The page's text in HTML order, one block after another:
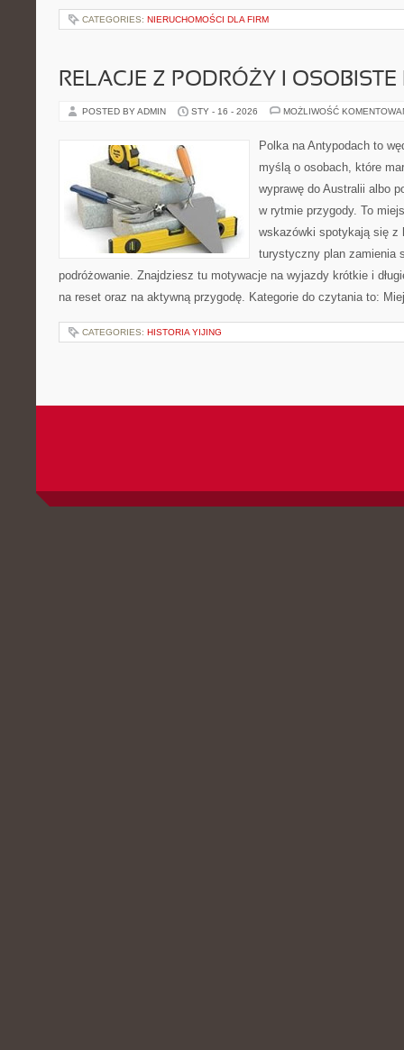
CATEGORIES: NIERUCHOMOŚCI DLA FIRM
RELACJE Z PODRÓŻY I OSOBISTE
POSTED BY ADMIN STY - 16 - 2026 MOŻLIWOŚĆ
Polka na Antypodach to
myślą o osobach, które
wyprawę do Australii albo
w rytmie przygody. To
wskazówki spotykają się z
turystyczny plan zamienia
podróżowanie. Znajdziesz tu motywacje na wyjazdy krótkie i
na reset oraz na aktywną przygodę. Kategorie do czytania to:
CATEGORIES: HISTORIA YIJING